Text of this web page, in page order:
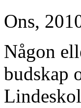
Ons,
Någon
budskap